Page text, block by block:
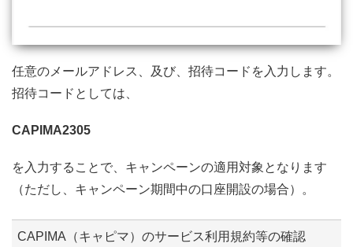
任意のメールアドレス、及び、招待コードを入力します。
招待コードとしては、
CAPIMA2305
を入力することで、キャンペーンの適用対象となります
（ただし、キャンペーン期間中の口座開設の場合）。
CAPIMA（キャピマ）のサービス利用規約等の確認